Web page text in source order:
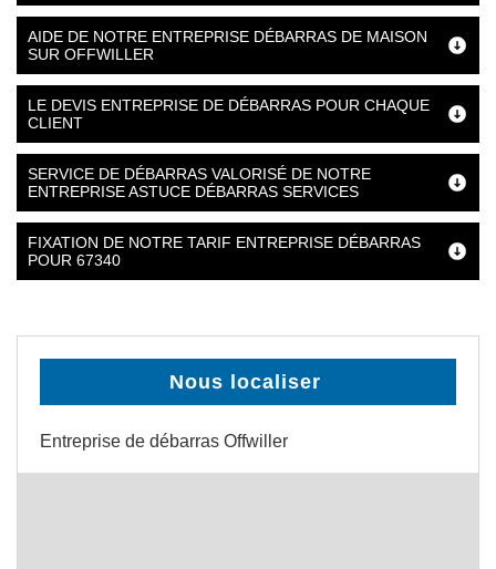
AIDE DE NOTRE ENTREPRISE DÉBARRAS DE MAISON
SUR OFFWILLER
LE DEVIS ENTREPRISE DE DÉBARRAS POUR CHAQUE
CLIENT
SERVICE DE DÉBARRAS VALORISÉ DE NOTRE
ENTREPRISE ASTUCE DÉBARRAS SERVICES
FIXATION DE NOTRE TARIF ENTREPRISE DÉBARRAS
POUR 67340
Nous localiser
Entreprise de débarras Offwiller